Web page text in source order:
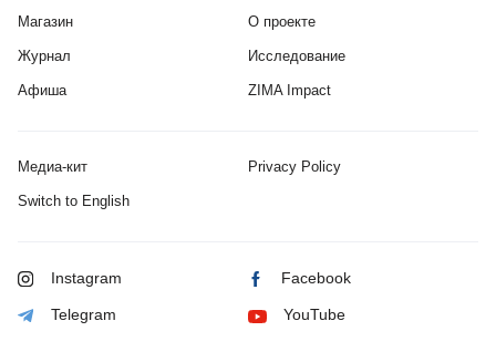
Магазин
Журнал
Афиша
О проекте
Исследование
ZIMA Impact
Медиа-кит Privacy Policy
Switch to English
Instagram Facebook
Telegram YouTube